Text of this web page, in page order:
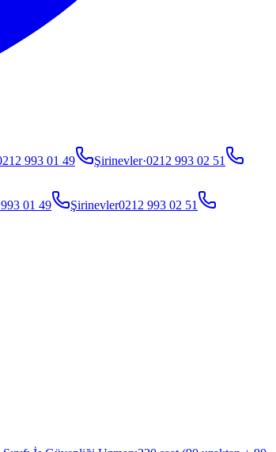
993 01 49 Şirinevler·0212 993 02 51
01 49 Şirinevler0212 993 02 51